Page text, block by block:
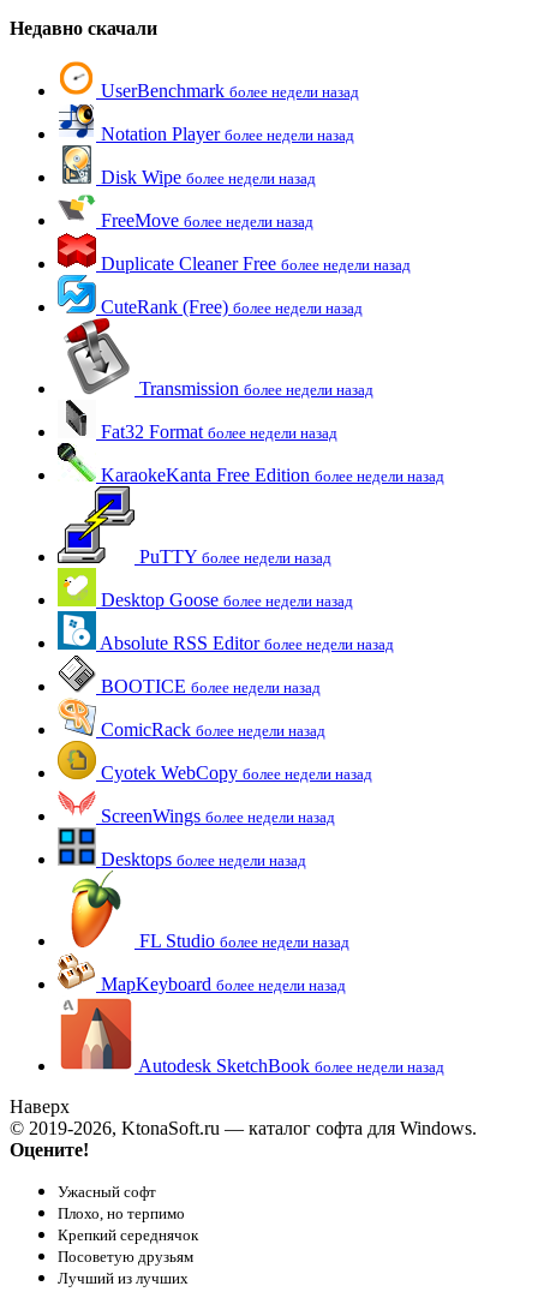
Недавно скачали
UserBenchmark более недели назад
Notation Player более недели назад
Disk Wipe более недели назад
FreeMove более недели назад
Duplicate Cleaner Free более недели назад
CuteRank (Free) более недели назад
Transmission более недели назад
Fat32 Format более недели назад
KaraokeKanta Free Edition более недели назад
PuTTY более недели назад
Desktop Goose более недели назад
Absolute RSS Editor более недели назад
BOOTICE более недели назад
ComicRack более недели назад
Cyotek WebCopy более недели назад
ScreenWings более недели назад
Desktops более недели назад
FL Studio более недели назад
MapKeyboard более недели назад
Autodesk SketchBook более недели назад
Наверх
© 2019-2026, KtonaSoft.ru — каталог софта для Windows.
Оцените!
Ужасный софт
Плохо, но терпимо
Крепкий середнячок
Посоветую друзьям
Лучший из лучших